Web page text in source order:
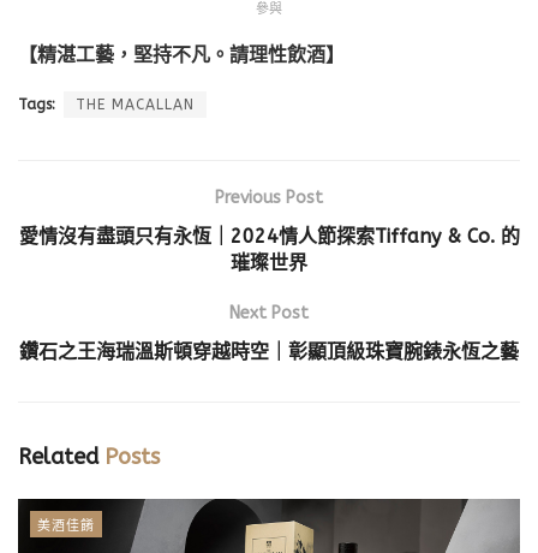
參與
【精湛工藝，堅持不凡。請理性飲酒】
Tags: THE MACALLAN
Previous Post
愛情沒有盡頭只有永恆｜2024情人節探索Tiffany & Co. 的
璀璨世界
Next Post
鑽石之王海瑞溫斯頓穿越時空｜彰顯頂級珠寶腕錶永恆之藝
RelatedPosts
美酒佳餚